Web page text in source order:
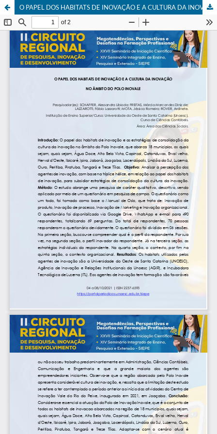
O PAPEL DOS HABITATS DE INOVAÇÃO E A CULTURA DA INOVAÇÃO NO ÂMBITO DO POLO INOVALE